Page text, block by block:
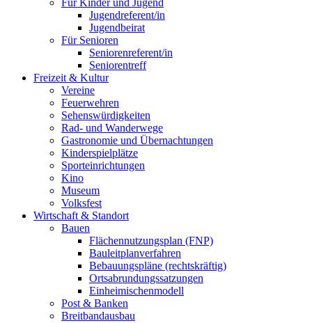
Für Kinder und Jugend
Jugendreferent/in
Jugendbeirat
Für Senioren
Seniorenreferent/in
Seniorentreff
Freizeit & Kultur
Vereine
Feuerwehren
Sehenswürdigkeiten
Rad- und Wanderwege
Gastronomie und Übernachtungen
Kinderspielplätze
Sporteinrichtungen
Kino
Museum
Volksfest
Wirtschaft & Standort
Bauen
Flächennutzungsplan (FNP)
Bauleitplanverfahren
Bebauungspläne (rechtskräftig)
Ortsabrundungssatzungen
Einheimischenmodell
Post & Banken
Breitbandausbau